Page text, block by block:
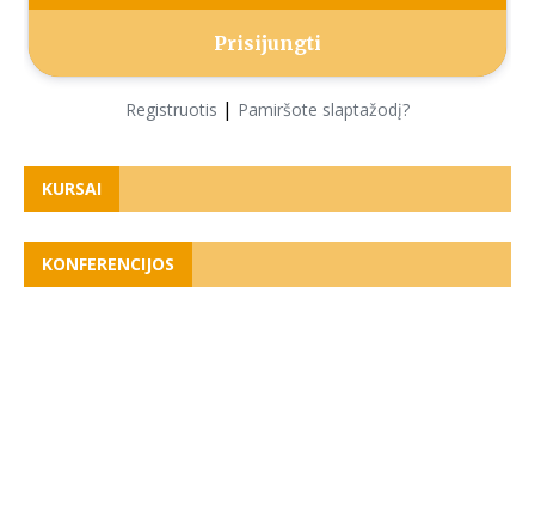
Registruotis | Pamiršote slaptažodį?
KURSAI
KONFERENCIJOS